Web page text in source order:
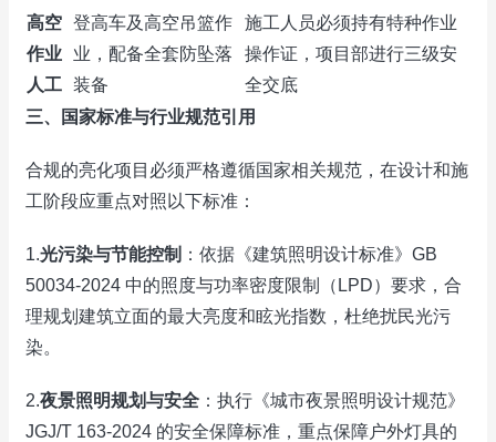
高空
作业
人工
登高车及高空吊篮作
业，配备全套防坠落
装备
施工人员必须持有特种作业
操作证，项目部进行三级安
全交底
三、国家标准与行业规范引用
合规的亮化项目必须严格遵循国家相关规范，在设计和施
工阶段应重点对照以下标准：
1.光污染与节能控制 ：依据《建筑照明设计标准》GB
50034-2024 中的照度与功率密度限制（LPD）要求，合
理规划建筑立面的最大亮度和眩光指数，杜绝扰民光污
染。
2.夜景照明规划与安全 ：执行《城市夜景照明设计规范》
JGJ/T 163-2024 的安全保障标准，重点保障户外灯具的